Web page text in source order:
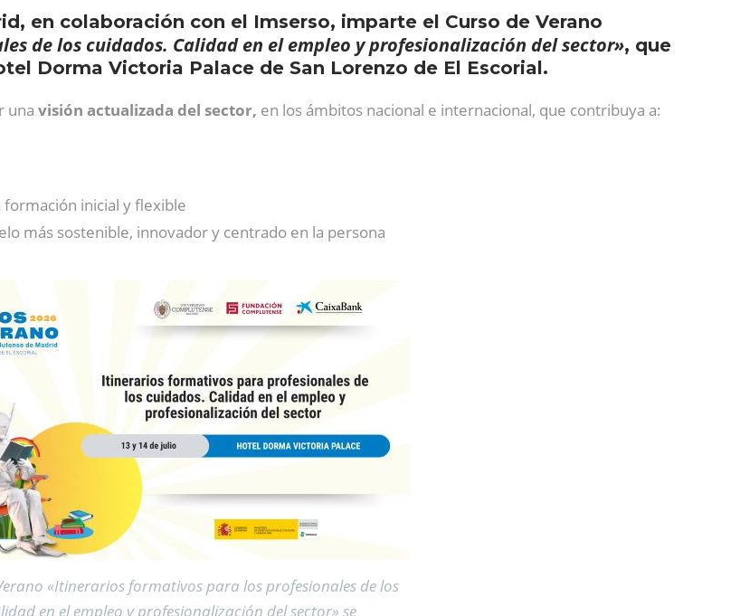
en colaboración con el Imserso, imparte el Curso de Verano
de los cuidados. Calidad en el empleo y profesionalización del sector», que
Dorma Victoria Palace de San Lorenzo de El Escorial.
una visión actualizada del sector, en los ámbitos nacional e internacional, que contribuya a:
inicial y flexible
más sostenible, innovador y centrado en la persona
«Itinerarios formativos para los profesionales de los
en el empleo y profesionalización del sector» se